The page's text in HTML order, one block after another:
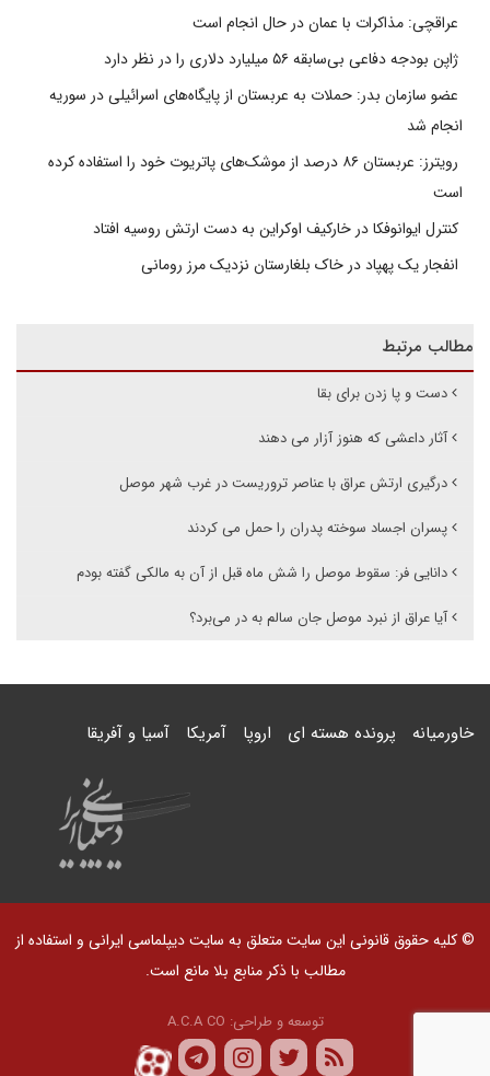
عراقچی: مذاکرات با عمان در حال انجام است
ژاپن بودجه دفاعی بی‌سابقه ۵۶ میلیارد دلاری را در نظر دارد
عضو سازمان بدر: حملات به عربستان از پایگاه‌های اسرائیلی در سوریه
انجام شد
رویترز: عربستان ۸۶ درصد از موشک‌های پاتریوت خود را استفاده کرده
است
کنترل ایوانوفکا در خارکیف اوکراین به دست ارتش روسیه افتاد
انفجار یک پهپاد در خاک بلغارستان نزدیک مرز رومانی
مطالب مرتبط
دست و پا زدن برای بقا
آثار داعشی که هنوز آزار می دهند
درگیری ارتش عراق با عناصر تروریست در غرب شهر موصل
پسران اجساد سوخته پدران را حمل می کردند
دانایی فر: سقوط موصل را شش ماه قبل از آن به مالکی گفته بودم
آیا عراق از نبرد موصل جان سالم به در می‌برد؟
خاورمیانه پرونده هسته ای اروپا آمریکا آسیا و آفریقا
© کلیه حقوق قانونی این سایت متعلق به سایت دیپلماسی ایرانی و استفاده از
مطالب با ذکر منابع بلا مانع است.
توسعه و طراحی: A.C.A CO